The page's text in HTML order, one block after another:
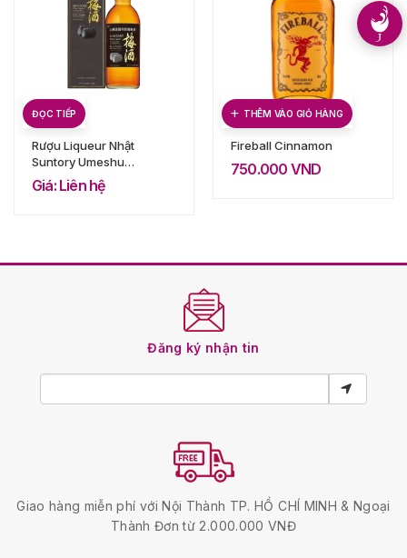
ĐỌC TIẾP
Rượu Liqueur Nhật
Suntory Umeshu
Yamazaki Cask
Matured Plum
Giá: Liên hệ
THÊM VÀO GIỎ HÀNG
Fireball Cinnamon
750.000 VND
Đăng ký nhận tin
Giao hàng miễn phí với Nội Thành TP. HỒ CHÍ MINH & Ngoại
Thành Đơn từ 2.000.000 VNĐ